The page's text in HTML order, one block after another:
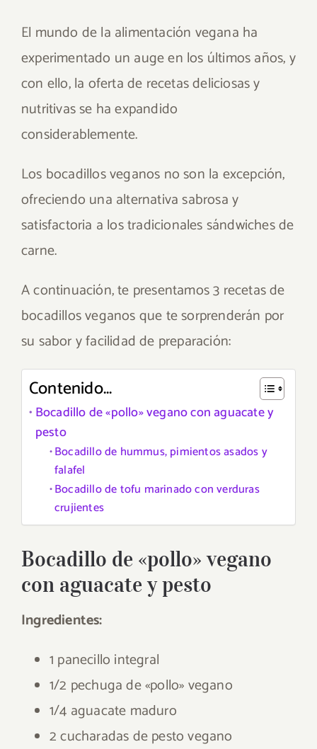
El mundo de la alimentación vegana ha
experimentado un auge en los últimos años, y
con ello, la oferta de recetas deliciosas y
nutritivas se ha expandido
considerablemente.
Los bocadillos veganos no son la excepción,
ofreciendo una alternativa sabrosa y
satisfactoria a los tradicionales sándwiches de
carne.
A continuación, te presentamos 3 recetas de
bocadillos veganos que te sorprenderán por
su sabor y facilidad de preparación:
Contenido...
Bocadillo de «pollo» vegano con aguacate y
pesto
Bocadillo de hummus, pimientos asados y
falafel
Bocadillo de tofu marinado con verduras
crujientes
Bocadillo de «pollo» vegano
con aguacate y pesto
Ingredientes:
1 panecillo integral
1/2 pechuga de «pollo» vegano
1/4 aguacate maduro
2 cucharadas de pesto vegano